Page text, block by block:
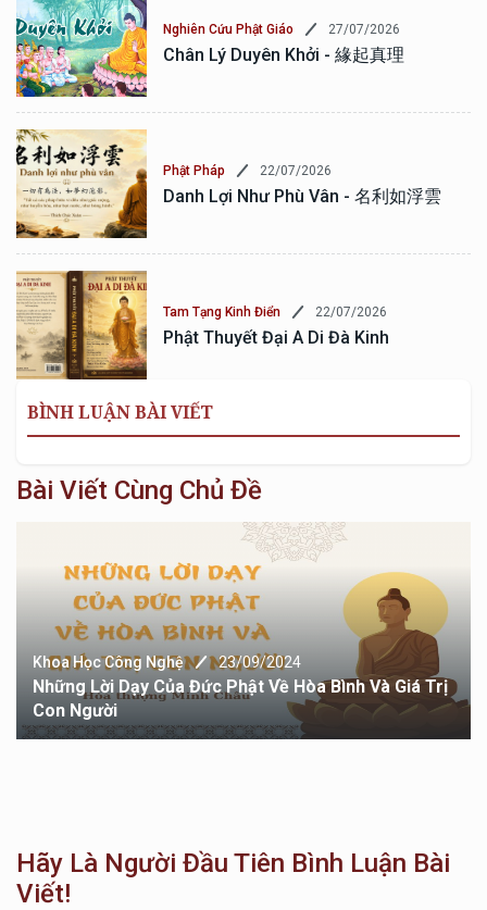
Nghiên Cứu Phật Giáo 27/07/2026
Chân Lý Duyên Khởi - 緣起真理
Phật Pháp 22/07/2026
Danh Lợi Như Phù Vân - 名利如浮雲
Tam Tạng Kinh Điển 22/07/2026
Phật Thuyết Đại A Di Đà Kinh
BÌNH LUẬN BÀI VIẾT
Bài Viết Cùng Chủ Đề
Khoa Học Công Nghệ 23/09/2024
Những Lời Dạy Của Đức Phật Về Hòa Bình Và Giá Trị
Con Người
Hãy Là Người Đầu Tiên Bình Luận Bài
Viết!